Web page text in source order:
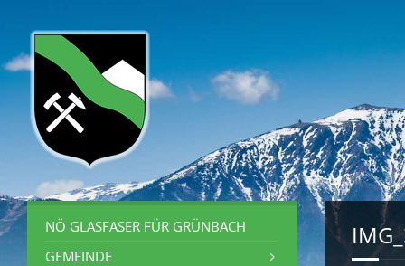
NÖ GLASFASER FÜR GRÜNBACH
GEMEINDE